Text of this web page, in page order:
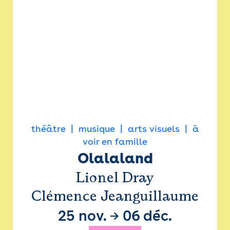
théâtre musique arts visuels
à
voir en famille
Olalaland
Lionel Dray
Clémence Jeanguillaume
25 nov. → 06 déc.